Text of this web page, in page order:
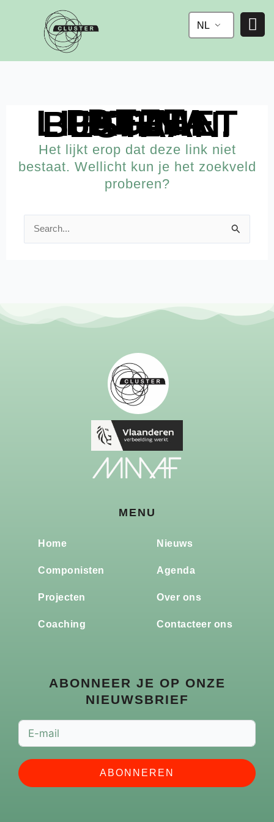
NL
DEZE PAGINA LIJKT NIET TE BESTAAN.
Het lijkt erop dat deze link niet
bestaat. Wellicht kun je het zoekveld
proberen?
Zoek
naar:
MENU
Home
Componisten
Projecten
Coaching
Nieuws
Agenda
Over ons
Contacteer ons
ABONNEER JE OP ONZE
NIEUWSBRIEF
ABONNEREN